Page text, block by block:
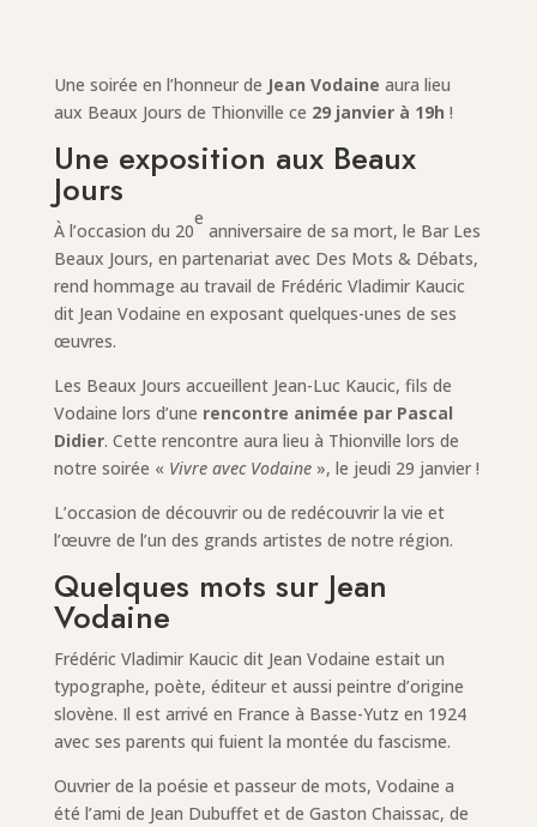
Une soirée en l’honneur de Jean Vodaine aura lieu
aux Beaux Jours de Thionville ce 29 janvier à 19h !
Une exposition aux Beaux
Jours
À l’occasion du 20
e
anniversaire de sa mort, le Bar Les
Beaux Jours, en partenariat avec Des Mots & Débats,
rend hommage au travail de Frédéric Vladimir Kaucic
dit Jean Vodaine en exposant quelques-unes de ses
œuvres.
Les Beaux Jours accueillent Jean-Luc Kaucic, fils de
Vodaine lors d’une rencontre animée par Pascal
Didier. Cette rencontre aura lieu à Thionville lors de
notre soirée « Vivre avec Vodaine», le jeudi 29 janvier !
L’occasion de découvrir ou de redécouvrir la vie et
l’œuvre de l’un des grands artistes de notre région.
Quelques mots sur Jean
Vodaine
Frédéric Vladimir Kaucic dit Jean Vodaine estait un
typographe, poète, éditeur et aussi peintre d’origine
slovène. Il est arrivé en France à Basse-Yutz en 1924
avec ses parents qui fuient la montée du fascisme.
Ouvrier de la poésie et passeur de mots, Vodaine a
été l’ami de Jean Dubuffet et de Gaston Chaissac, de